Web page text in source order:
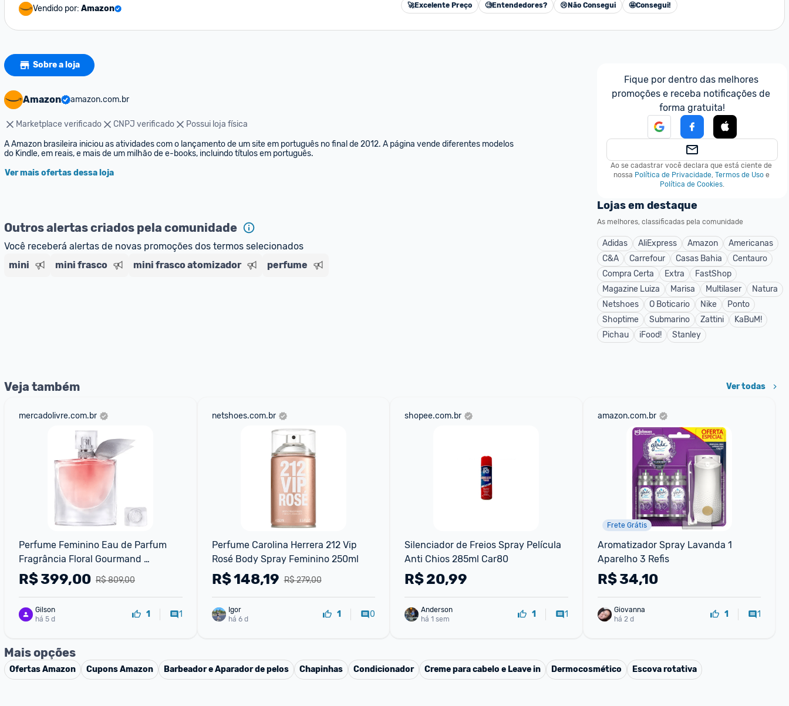
Vendido por: Amazon 🚀Excelente Preço 🧐Entendedores? 😢 Não Consegui 🤩Consegui!
Sobre a loja
Amazon amazon.com.br
Marketplace verificado CNPJ verificado
Possui loja física
A Amazon brasileira iniciou as atividades com o lançamento de um site em português no final de 2012. A página vende diferentes modelos
do Kindle, em reais, e mais de um milhão de e-books, incluindo títulos em português.
Ver mais ofertas dessa loja
Outros alertas criados pela comunidade
Você receberá alertas de novas promoções dos termos selecionados
mini
mini frasco mini frasco atomizador perfume
Fique por dentro das melhores
promoções e receba notificações de
forma gratuita!
Ao se cadastrar você declara que está ciente de
nossa Política de Privacidade, Termos de Uso e
Política de Cookies.
Lojas em destaque
As melhores, classificadas pela comunidade
Adidas AliExpress Amazon
Americanas
C&A
Carrefour Casas Bahia
Centauro
Compra Certa
Extra
FastShop
Magazine Luiza
Marisa Multilaser
Natura
Netshoes
O Boticario Nike
Ponto
Shoptime
Submarino Zattini
KaBuM!
Pichau
iFood! Stanley
Veja também Ver todas
mercadolivre.com.br
Perfume Feminino Eau de Parfum
Fragrância Floral Gourmand
Inebriante com Notas de Íris Nobre,
Baunilha e Pralinê La Vie Est Belle
Lancôme, Frasco
R$ 809,00
R$399,00
Gilson
há 5 d
1 1
netshoes.com.br
Perfume Carolina Herrera 212 Vip
Rosé Body Spray Feminino 250ml
R$ 279,00
R$148,19
Igor
há 6 d
1 0
shopee.com.br
Silenciador de Freios Spray Película
Anti Chios 285ml Car80
R$20,99
Anderson
há 1 sem
1 1
amazon.com.br
Frete Grátis
Aromatizador Spray Lavanda 1
Aparelho 3 Refis
R$34,10
Giovanna
há 2 d
1 1
Mais opções
OfertasAmazon CuponsAmazon Barbeador e Aparador de pelos Chapinhas Condicionador Creme para cabelo e Leave in Dermocosmético Escova rotativa